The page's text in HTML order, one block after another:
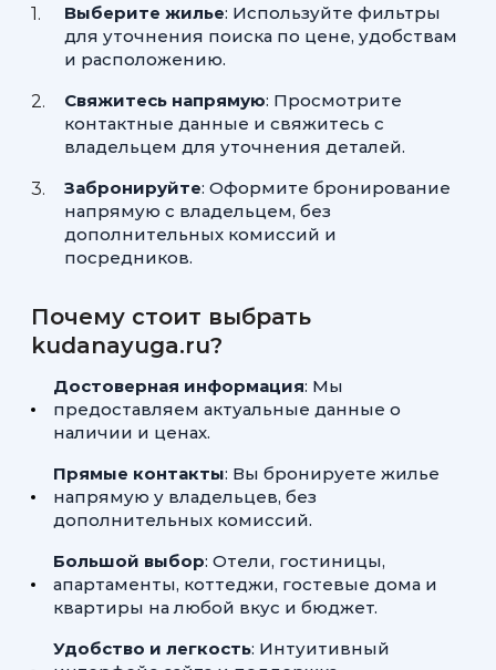
Выберите жилье: Используйте фильтры
для уточнения поиска по цене, удобствам
и расположению.
Свяжитесь напрямую: Просмотрите
контактные данные и свяжитесь с
владельцем для уточнения деталей.
Забронируйте: Оформите бронирование
напрямую с владельцем, без
дополнительных комиссий и
посредников.
Почему стоит выбрать
kudanayuga.ru?
Достоверная информация: Мы
предоставляем актуальные данные о
наличии и ценах.
Прямые контакты: Вы бронируете жилье
напрямую у владельцев, без
дополнительных комиссий.
Большой выбор: Отели, гостиницы,
апартаменты, коттеджи, гостевые дома и
квартиры на любой вкус и бюджет.
Удобство и легкость: Интуитивный